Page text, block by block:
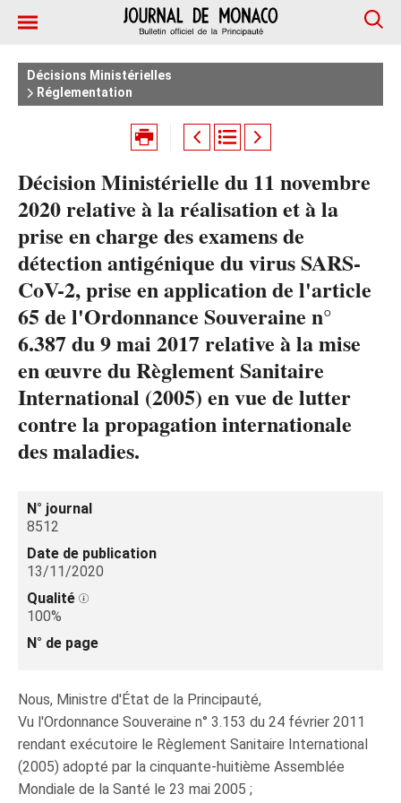
Décisions Ministérielles
Réglementation
Décision Ministérielle du 11 novembre
2020 relative à la réalisation et à la
prise en charge des examens de
détection antigénique du virus SARS-
CoV-2, prise en application de l'article
65 de l'Ordonnance Souveraine n°
6.387 du 9 mai 2017 relative à la mise
en œuvre du Règlement Sanitaire
International (2005) en vue de lutter
contre la propagation internationale
des maladies.
N° journal
8512
Date de publication
13/11/2020
Qualité
100%
N° de page
Nous, Ministre d'État de la Principauté,
Vu l'Ordonnance Souveraine n° 3.153 du 24 février 2011
rendant exécutoire le Règlement Sanitaire International
(2005) adopté par la cinquante-huitième Assemblée
Mondiale de la Santé le 23 mai 2005 ;